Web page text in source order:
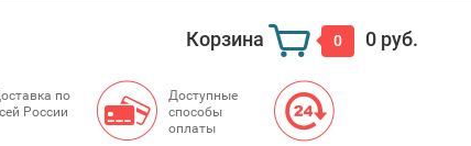
Корзина 0 0 руб.
по
России
Доступные
способы
оплаты